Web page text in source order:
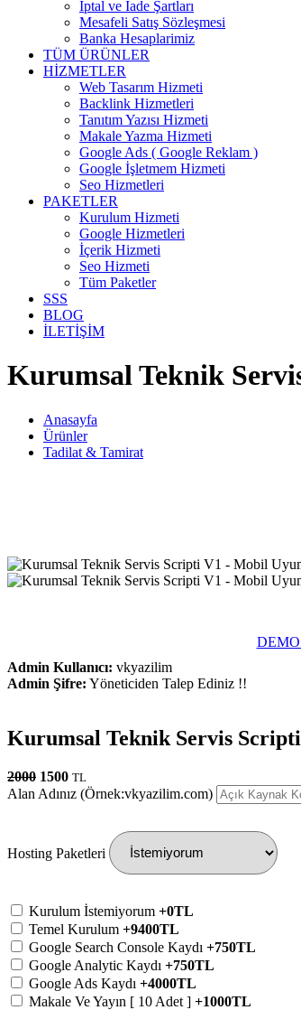
İptal ve İade Şartları
Mesafeli Satış Sözleşmesi
Banka Hesaplarimiz
TÜM ÜRÜNLER
HİZMETLER
Web Tasarım Hizmeti
Backlink Hizmetleri
Tanıtım Yazısı Hizmeti
Makale Yazma Hizmeti
Google Ads ( Google Reklam )
Google İşletmem Hizmeti
Seo Hizmetleri
PAKETLER
Kurulum Hizmeti
Google Hizmetleri
İçerik Hizmeti
Seo Hizmeti
Tüm Paketler
SSS
BLOG
İLETİŞİM
Kurumsal Teknik
Anasayfa
Ürünler
Tadilat & Tamirat
Admin Kullanıcı: vkyazilim
Admin Şifre: Yöneticiden Talep Ediniz !!
Kurumsal Teknik Servis
2000 1500 TL
Alan Adınız (Örnek:vkyazilim.com)
Hosting Paketleri
Kurulum İstemiyorum +0TL
Temel Kurulum +9400TL
Google Search Console Kaydı +750TL
Google Analytic Kaydı +750TL
Google Ads Kaydı +4000TL
Makale Ve Yayın [ 10 Adet ] +1000TL